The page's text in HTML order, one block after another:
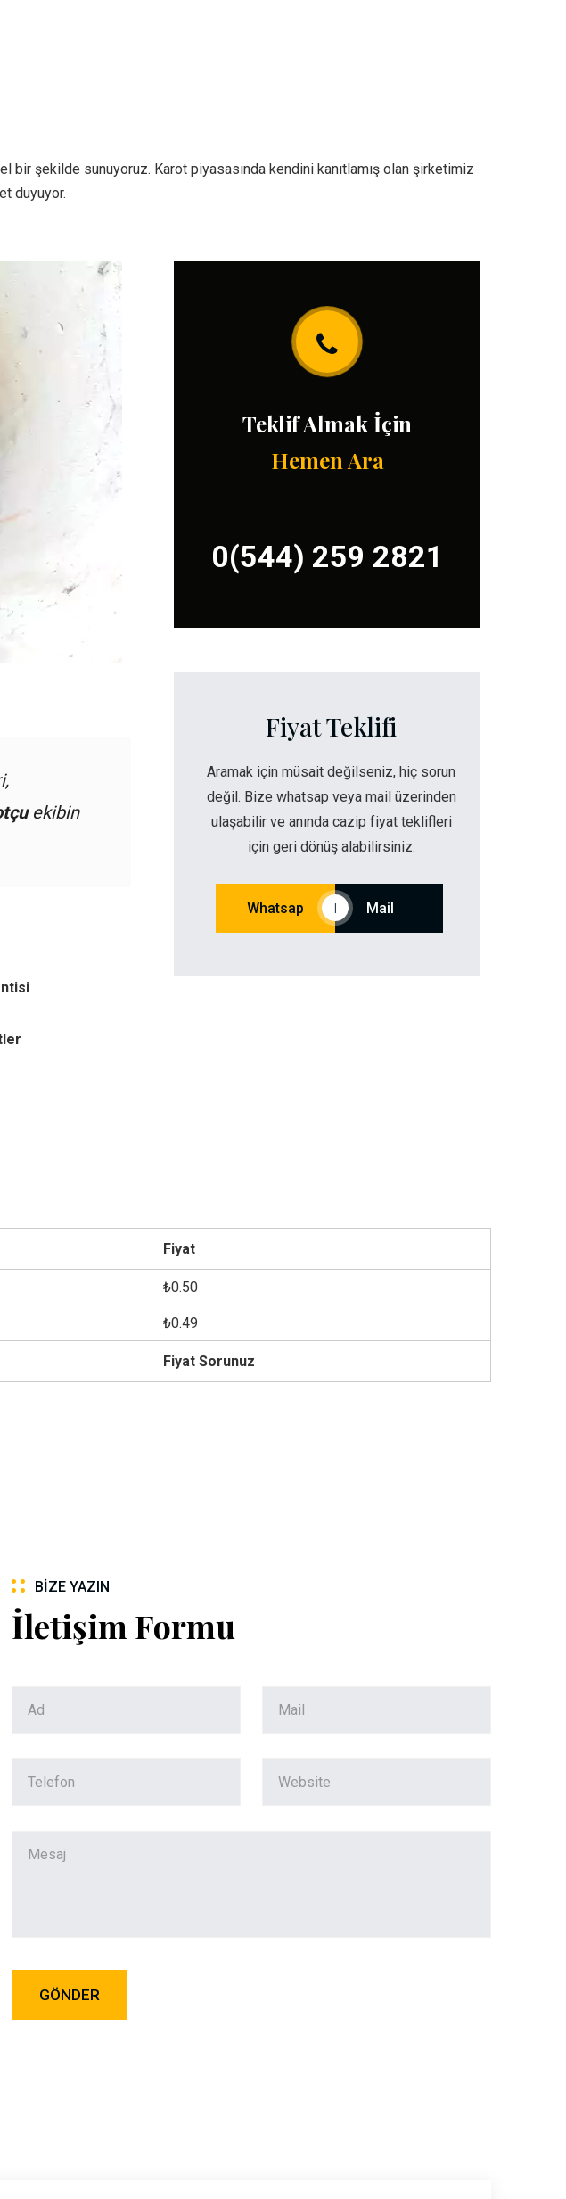
şekilde sunuyoruz. Karot piyasasında kendini kanıtlamış olan şirketimiz
duyuyor.
ekibin
Teklif Almak İçin
Hemen Ara
0(544) 259 2821
Fiyat Teklifi
Aramak için müsait değilseniz, hiç sorun
değil. Bize whatsap veya mail üzerinden
ulaşabilir ve anında cazip fiyat teklifleri
için geri dönüş alabilirsiniz.
Whatsap Mail
Fiyat
₺0.50
₺0.49
Fiyat Sorunuz
BIZE YAZIN
İletişim Formu